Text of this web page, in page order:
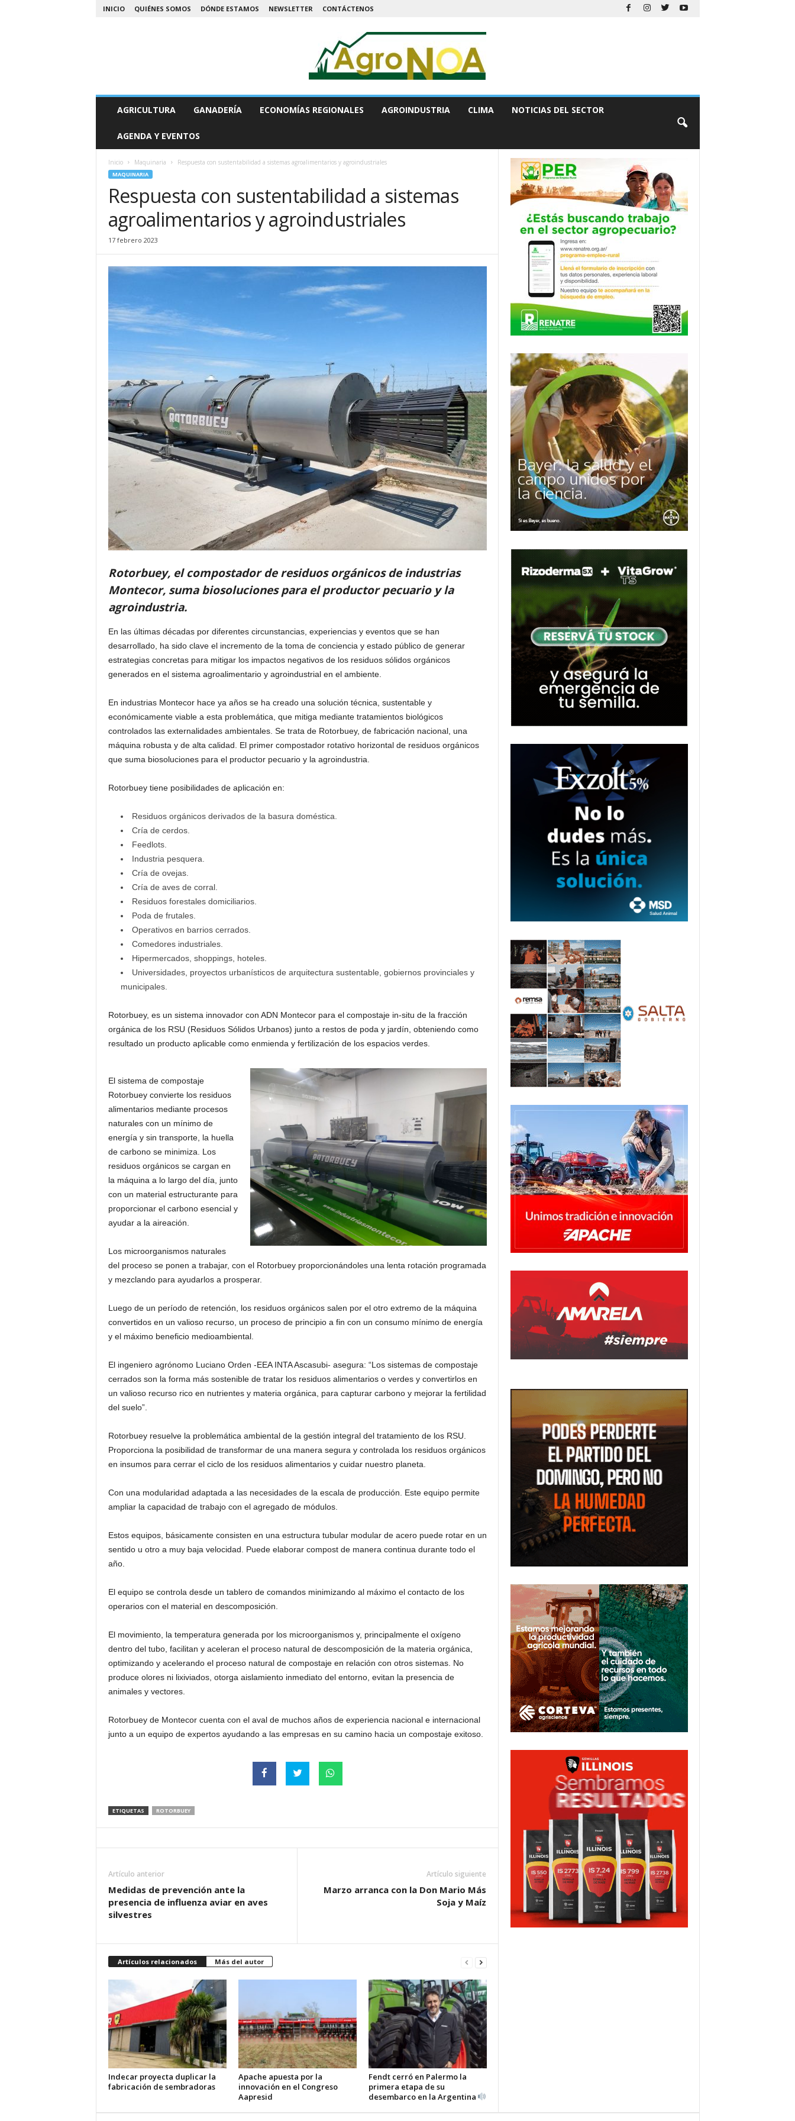
INICIO QUIÉNES SOMOS DÓNDE ESTAMOS NEWSLETTER CONTÁCTENOS
N
AGRICULTURA GANADERÍA ECONOMÍAS REGIONALES AGROINDUSTRIA CLIMA NOTICIAS DEL SECTOR
AGENDA Y EVENTOS
Inicio Maquinaria Respuesta con sustentabilidad a sistemas agroalimentarios y agroindustriales
MAQUINARIA
Respuesta con sustentabilidad a sistemas
agroalimentarios y agroindustriales
17 febrero 2023
Rotorbuey, el compostador de residuos orgánicos de industrias
Montecor, suma biosoluciones para el productor pecuario y la
agroindustria.
En las últimas décadas por diferentes circunstancias, experiencias y eventos que se han
desarrollado, ha sido clave el incremento de la toma de conciencia y estado público de generar
estrategias concretas para mitigar los impactos negativos de los residuos sólidos orgánicos
generados en el sistema agroalimentario y agroindustrial en el ambiente.
En industrias Montecor hace ya años se ha creado una solución técnica, sustentable y
económicamente viable a esta problemática, que mitiga mediante tratamientos biológicos
controlados las externalidades ambientales. Se trata de Rotorbuey, de fabricación nacional, una
máquina robusta y de alta calidad. El primer compostador rotativo horizontal de residuos orgánicos
que suma biosoluciones para el productor pecuario y la agroindustria.
Rotorbuey tiene posibilidades de aplicación en:
Residuos orgánicos derivados de la basura doméstica.
Cría de cerdos.
Feedlots.
Industria pesquera.
Cría de ovejas.
Cría de aves de corral.
Residuos forestales domiciliarios.
Poda de frutales.
Operativos en barrios cerrados.
Comedores industriales.
Hipermercados, shoppings, hoteles.
Universidades, proyectos urbanísticos de arquitectura sustentable, gobiernos provinciales y
municipales.
Rotorbuey, es un sistema innovador con ADN Montecor para el compostaje in-situ de la fracción
orgánica de los RSU (Residuos Sólidos Urbanos) junto a restos de poda y jardín, obteniendo como
resultado un producto aplicable como enmienda y fertilización de los espacios verdes.
El sistema de compostaje
Rotorbuey convierte los residuos
alimentarios mediante procesos
naturales con un mínimo de
energía y sin transporte, la huella
de carbono se minimiza. Los
residuos orgánicos se cargan en
la máquina a lo largo del día, junto
con un material estructurante para
proporcionar el carbono esencial y
ayudar a la aireación.
Los microorganismos naturales
del proceso se ponen a trabajar, con el Rotorbuey proporcionándoles una lenta rotación programada
y mezclando para ayudarlos a prosperar.
Luego de un período de retención, los residuos orgánicos salen por el otro extremo de la máquina
convertidos en un valioso recurso, un proceso de principio a fin con un consumo mínimo de energía
y el máximo beneficio medioambiental.
El ingeniero agrónomo Luciano Orden -EEA INTA Ascasubi- asegura: “Los sistemas de compostaje
cerrados son la forma más sostenible de tratar los residuos alimentarios o verdes y convertirlos en
un valioso recurso rico en nutrientes y materia orgánica, para capturar carbono y mejorar la fertilidad
del suelo”.
Rotorbuey resuelve la problemática ambiental de la gestión integral del tratamiento de los RSU.
Proporciona la posibilidad de transformar de una manera segura y controlada los residuos orgánicos
en insumos para cerrar el ciclo de los residuos alimentarios y cuidar nuestro planeta.
Con una modularidad adaptada a las necesidades de la escala de producción. Este equipo permite
ampliar la capacidad de trabajo con el agregado de módulos.
Estos equipos, básicamente consisten en una estructura tubular modular de acero puede rotar en un
sentido u otro a muy baja velocidad. Puede elaborar compost de manera continua durante todo el
año.
El equipo se controla desde un tablero de comandos minimizando al máximo el contacto de los
operarios con el material en descomposición.
El movimiento, la temperatura generada por los microorganismos y, principalmente el oxígeno
dentro del tubo, facilitan y aceleran el proceso natural de descomposición de la materia orgánica,
optimizando y acelerando el proceso natural de compostaje en relación con otros sistemas. No
produce olores ni lixiviados, otorga aislamiento inmediato del entorno, evitan la presencia de
animales y vectores.
Rotorbuey de Montecor cuenta con el aval de muchos años de experiencia nacional e internacional
junto a un equipo de expertos ayudando a las empresas en su camino hacia un compostaje exitoso.
ETIQUETAS ROTORBUEY
Artículo anterior
Medidas de prevención ante la
presencia de influenza aviar en aves
silvestres
Artículo siguiente
Marzo arranca con la Don Mario Más
Soja y Maíz
Artículos relacionados Más del autor
Indecar proyecta duplicar la
fabricación de sembradoras
Apache apuesta por la
innovación en el Congreso
Aapresid
Fendt cerró en Palermo la
primera etapa de su
desembarco en la Argentina